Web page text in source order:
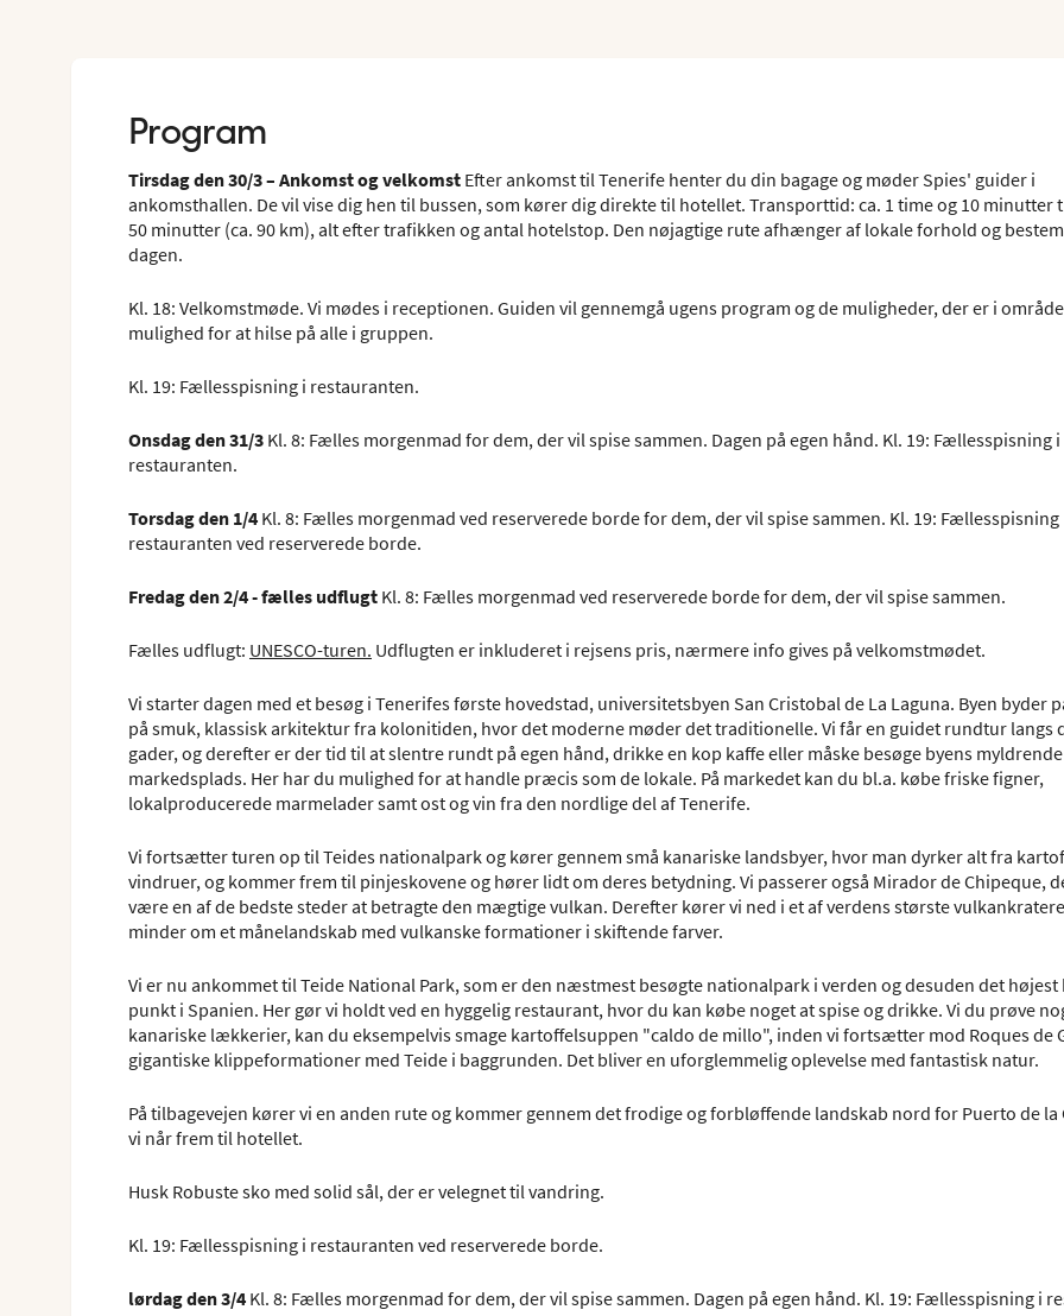
Program
Tirsdag den 30/3 – Ankomst og velkomst Efter ankomst til Tenerife henter du din bagage og møder Spies' guider i
ankomsthallen. De vil vise dig hen til bussen, som kører dig direkte til hotellet. Transporttid: ca. 1 time og 10 minutter
50 minutter (ca. 90 km), alt efter trafikken og antal hotelstop. Den nøjagtige rute afhænger af lokale forhold og
dagen.
Kl. 18: Velkomstmøde. Vi mødes i receptionen. Guiden vil gennemgå ugens program og de muligheder, der er i
mulighed for at hilse på alle i gruppen.
Kl. 19: Fællesspisning i restauranten.
Onsdag den 31/3 Kl. 8: Fælles morgenmad for dem, der vil spise sammen. Dagen på egen hånd. Kl. 19: Fællesspisning i
restauranten.
Torsdag den 1/4 Kl. 8: Fælles morgenmad ved reserverede borde for dem, der vil spise sammen. Kl. 19: Fællesspisning
restauranten ved reserverede borde.
Fredag den 2/4 - fælles udflugt Kl. 8: Fælles morgenmad ved reserverede borde for dem, der vil spise sammen.
Fælles udflugt: UNESCO-turen. Udflugten er inkluderet i rejsens pris, nærmere info gives på velkomstmødet.
Vi starter dagen med et besøg i Tenerifes første hovedstad, universitetsbyen San Cristobal de La Laguna. Byen byder
på smuk, klassisk arkitektur fra kolonitiden, hvor det moderne møder det traditionelle. Vi får en guidet rundtur langs
gader, og derefter er der tid til at slentre rundt på egen hånd, drikke en kop kaffe eller måske besøge byens myldrende
markedsplads. Her har du mulighed for at handle præcis som de lokale. På markedet kan du bl.a. købe friske figner,
lokalproducerede marmelader samt ost og vin fra den nordlige del af Tenerife.
Vi fortsætter turen op til Teides nationalpark og kører gennem små kanariske landsbyer, hvor man dyrker alt fra
vindruer, og kommer frem til pinjeskovene og hører lidt om deres betydning. Vi passerer også Mirador de Chipeque,
være en af de bedste steder at betragte den mægtige vulkan. Derefter kører vi ned i et af verdens største
minder om et månelandskab med vulkanske formationer i skiftende farver.
Vi er nu ankommet til Teide National Park, som er den næstmest besøgte nationalpark i verden og desuden det højest
punkt i Spanien. Her gør vi holdt ved en hyggelig restaurant, hvor du kan købe noget at spise og drikke. Vi du prøve
kanariske lækkerier, kan du eksempelvis smage kartoffelsuppen "caldo de millo", inden vi fortsætter mod Roques de
gigantiske klippeformationer med Teide i baggrunden. Det bliver en uforglemmelig oplevelse med fantastisk natur.
På tilbagevejen kører vi en anden rute og kommer gennem det frodige og forbløffende landskab nord for Puerto de la
vi når frem til hotellet.
Husk Robuste sko med solid sål, der er velegnet til vandring.
Kl. 19: Fællesspisning i restauranten ved reserverede borde.
lørdag den 3/4 Kl. 8: Fælles morgenmad for dem, der vil spise sammen. Dagen på egen hånd. Kl. 19: Fællesspisning i